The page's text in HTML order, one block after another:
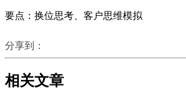
要点：换位思考、客户思维模拟
分享到：
相关文章